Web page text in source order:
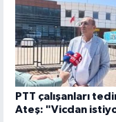
PTT çalışanları
Ateş: "Vicdan